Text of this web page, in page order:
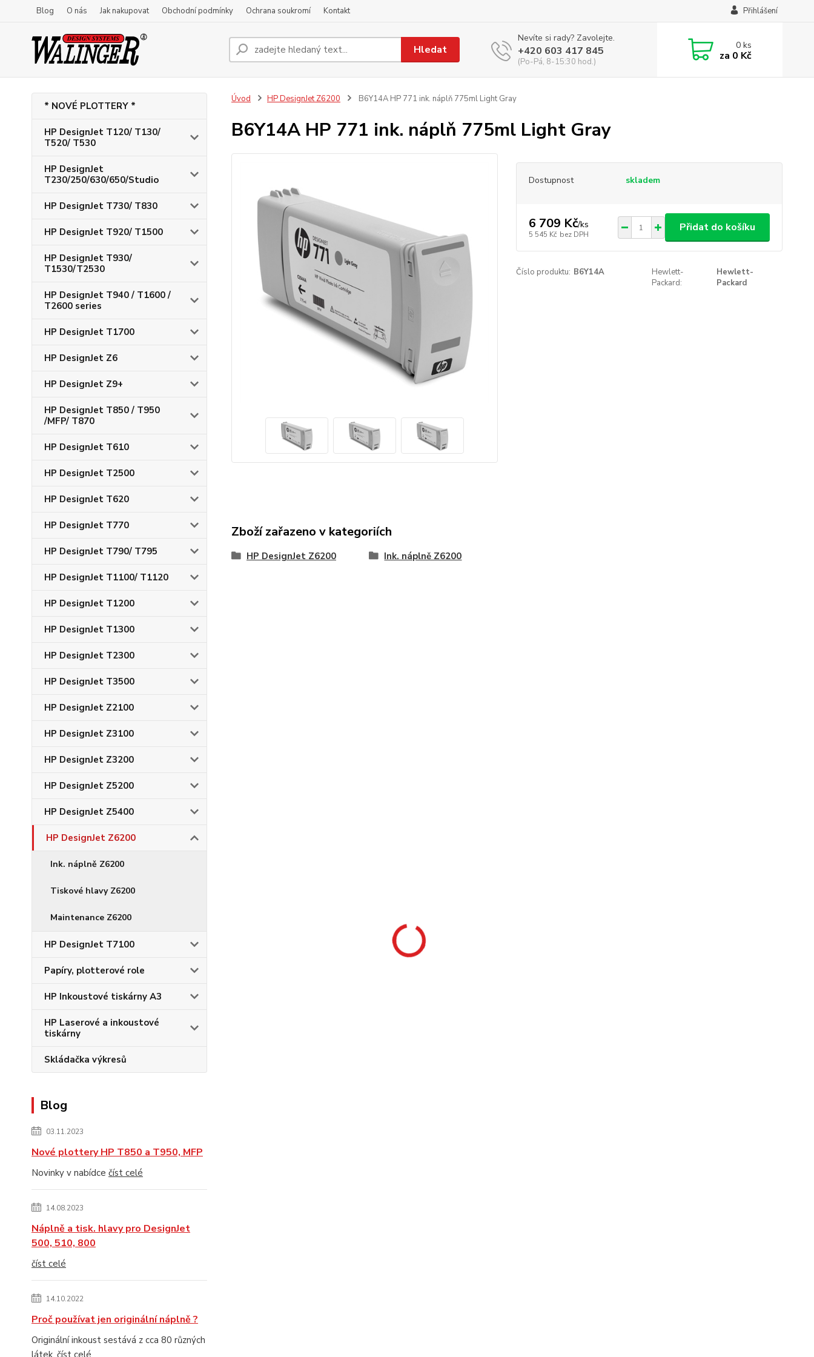
Blog O nás Jak nakupovat Obchodní podmínky Ochrana soukromí Kontakt Přihlášení
Hledat
Nevíte si rady? Zavolejte.
+420 603 417 845
(Po-Pá, 8-15:30 hod.)
0ks
za 0 Kč
* NOVÉ PLOTTERY *
HP DesignJet T120/ T130/
T520/ T530
HP DesignJet
T230/250/630/650/Studio
HP DesignJet T730/ T830
HP DesignJet T920/ T1500
HP DesignJet T930/
T1530/T2530
HP DesignJet T940 / T1600 /
T2600 series
HP DesignJet T1700
HP DesignJet Z6
HP DesignJet Z9+
HP DesignJet T850 / T950
/MFP/ T870
HP DesignJet T610
HP DesignJet T2500
HP DesignJet T620
HP DesignJet T770
HP DesignJet T790/ T795
HP DesignJet T1100/ T1120
HP DesignJet T1200
HP DesignJet T1300
HP DesignJet T2300
HP DesignJet T3500
HP DesignJet Z2100
HP DesignJet Z3100
HP DesignJet Z3200
HP DesignJet Z5200
HP DesignJet Z5400
HP DesignJet Z6200
Ink. náplně Z6200
Tiskové hlavy Z6200
Maintenance Z6200
HP DesignJet T7100
Papíry, plotterové role
HP Inkoustové tiskárny A3
HP Laserové a inkoustové
tiskárny
Skládačka výkresů
Blog
03.11.2023
Nové plottery HP T850 a T950, MFP
Novinky v nabídce číst celé
14.08.2023
Náplně a tisk. hlavy pro DesignJet
500, 510, 800
číst celé
14.10.2022
Proč používat jen originální náplně ?
Originální inkoust sestává z cca 80 různých
látek. číst celé
Úvod HP DesignJet Z6200 B6Y14A HP 771 ink. náplň 775ml Light Gray
B6Y14A HP 771 ink. náplň 775ml Light Gray
Dostupnost skladem
6 709 Kč/ks
5 545 Kč bez DPH
Přidat do košíku
Číslo produktu: B6Y14A
Hewlett-
Packard:
Hewlett-
Packard
Zboží zařazeno v kategoriích
HP DesignJet Z6200 Ink. náplně Z6200